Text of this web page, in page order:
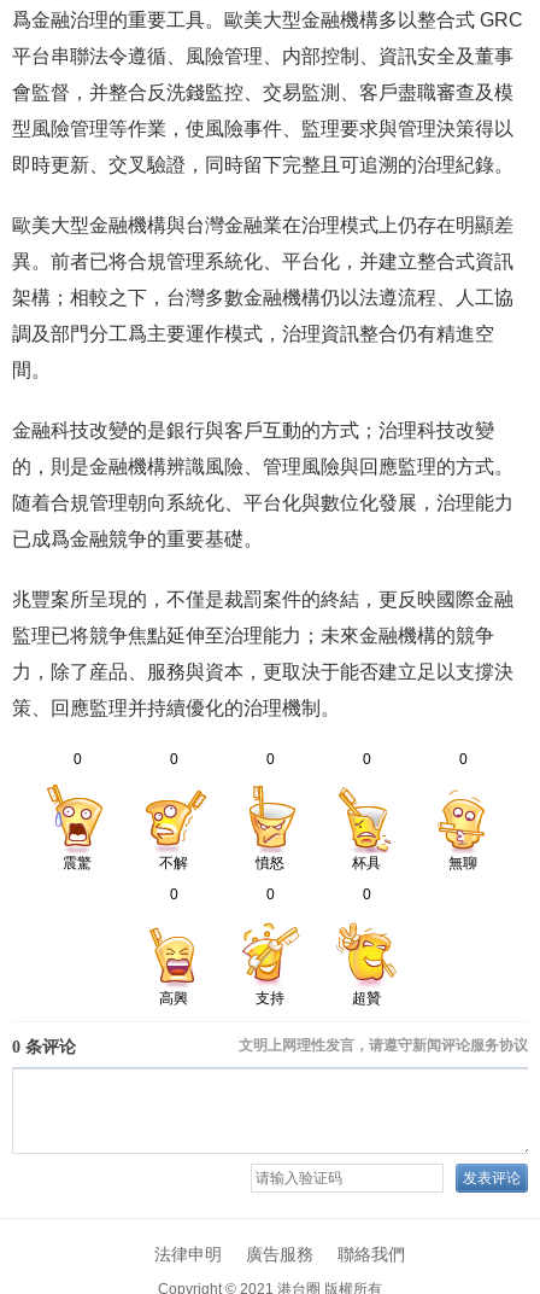
爲金融治理的重要工具。歐美大型金融機構多以整合式 GRC
平台串聯法令遵循、風險管理、内部控制、資訊安全及董事
會監督，并整合反洗錢監控、交易監測、客戶盡職審查及模
型風險管理等作業，使風險事件、監理要求與管理決策得以
即時更新、交叉驗證，同時留下完整且可追溯的治理紀錄。
歐美大型金融機構與台灣金融業在治理模式上仍存在明顯差
異。前者已将合規管理系統化、平台化，并建立整合式資訊
架構；相較之下，台灣多數金融機構仍以法遵流程、人工協
調及部門分工爲主要運作模式，治理資訊整合仍有精進空
間。
金融科技改變的是銀行與客戶互動的方式；治理科技改變
的，則是金融機構辨識風險、管理風險與回應監理的方式。
随着合規管理朝向系統化、平台化與數位化發展，治理能力
已成爲金融競争的重要基礎。
兆豐案所呈現的，不僅是裁罰案件的終結，更反映國際金融
監理已将競争焦點延伸至治理能力；未來金融機構的競争
力，除了産品、服務與資本，更取決于能否建立足以支撐決
策、回應監理并持續優化的治理機制。
0
震驚
0
不解
0
憤怒
0
杯具
0
無聊
0
高興
0
支持
0
超贊
法律申明 廣告服務 聯絡我們
Copyright © 2021 港台圈 版權所有